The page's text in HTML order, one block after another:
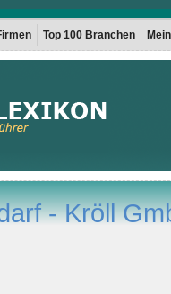
Top 100 Branchen
- Kröll